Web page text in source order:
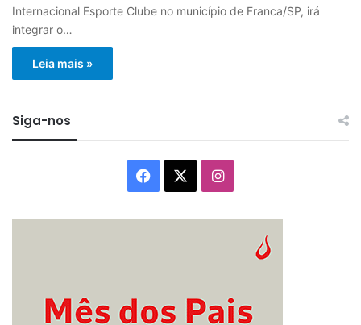
Internacional Esporte Clube no município de Franca/SP, irá
integrar o…
Leia mais »
Siga-nos
Facebook Instagram